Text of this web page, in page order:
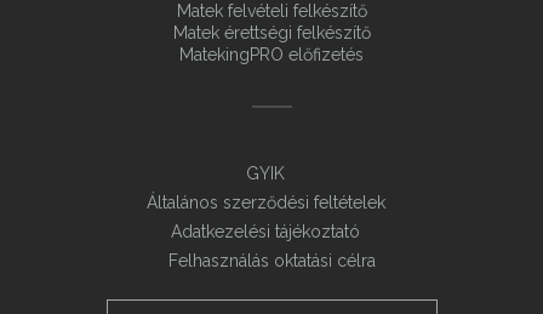
Matek felvételi felkészítő
Matek érettségi felkészítő
MatekingPRO előfizetés
GYIK
Általános szerződési feltételek
Adatkezelési tájékoztató
Felhasználás oktatási célra